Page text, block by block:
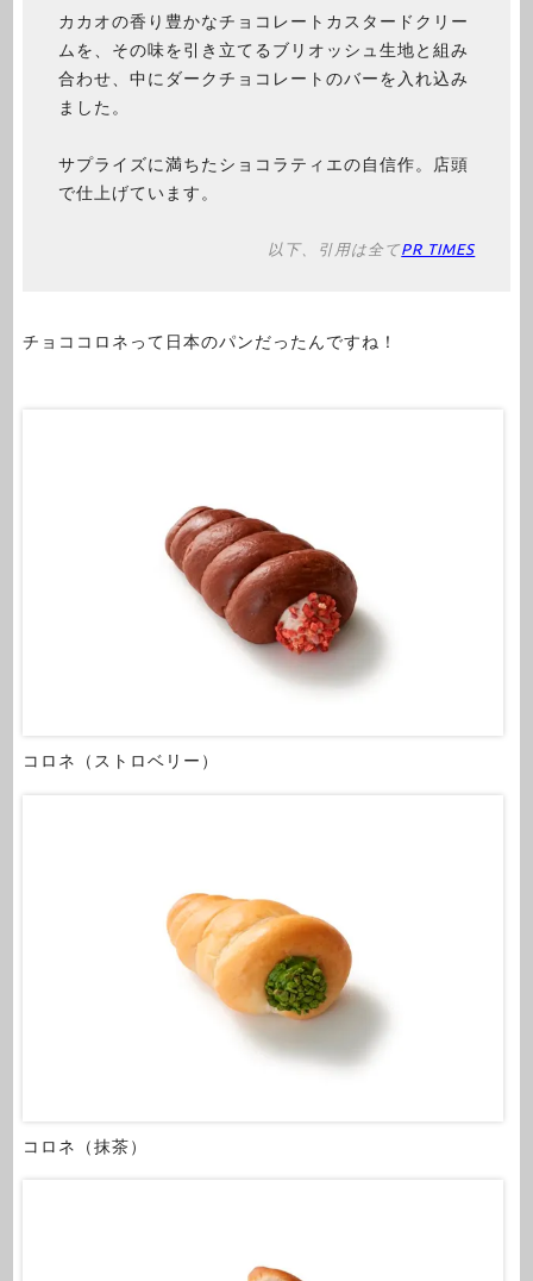
カカオの香り豊かなチョコレートカスタードクリー
ムを、その味を引き立てるブリオッシュ生地と組み
合わせ、中にダークチョコレートのバーを入れ込み
ました。
サプライズに満ちたショコラティエの自信作。店頭
で仕上げています。
以下、引用は全てPR TIMES
チョココロネって日本のパンだったんですね！
コロネ（ストロベリー）
コロネ（抹茶）